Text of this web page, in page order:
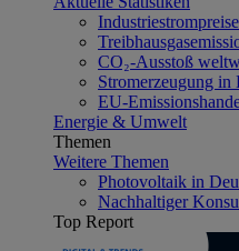
CO₂-Ausstoß
Stromerzeugung in
EU-
Energie & Umwelt
Themen
Weitere Themen
Photovoltaik in
Nachhaltiger
Top Report